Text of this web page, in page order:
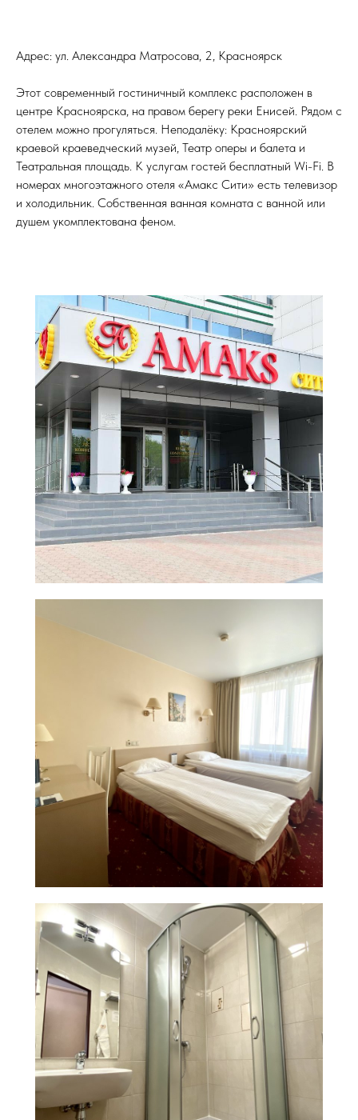
Адрес: ул. Александра Матросова, 2, Красноярск
Этот современный гостиничный комплекс расположен в
центре Красноярска, на правом берегу реки Енисей. Рядом с
отелем можно прогуляться. Неподалёку: Красноярский
краевой краеведческий музей, Театр оперы и балета и
Театральная площадь. К услугам гостей бесплатный Wi-Fi. В
номерах многоэтажного отеля «Амакс Сити» есть телевизор
и холодильник. Собственная ванная комната с ванной или
душем укомплектована феном.